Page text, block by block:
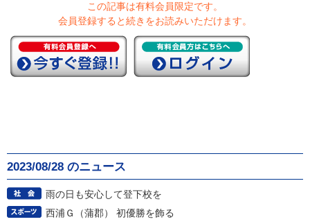
この記事は有料会員限定です。
会員登録すると続きをお読みいただけます。
2023/08/28 のニュース
雨の日も安心して登下校を
西浦Ｇ（蒲郡） 初優勝を飾る